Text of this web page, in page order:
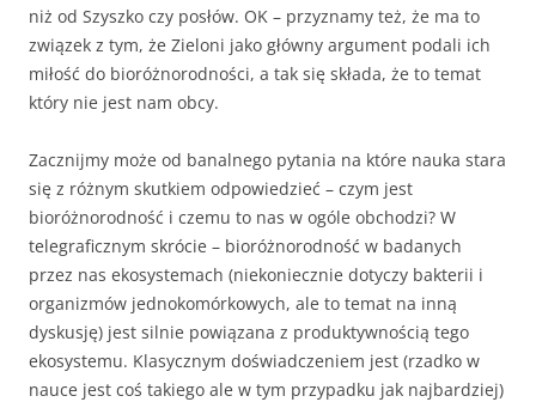
niż od Szyszko czy posłów. OK – przyznamy też, że ma to
związek z tym, że Zieloni jako główny argument podali ich
miłość do bioróżnorodności, a tak się składa, że to temat
który nie jest nam obcy.
Zacznijmy może od banalnego pytania na które nauka stara
się z różnym skutkiem odpowiedzieć – czym jest
bioróżnorodność i czemu to nas w ogóle obchodzi? W
telegraficznym skrócie – bioróżnorodność w badanych
przez nas ekosystemach (niekoniecznie dotyczy bakterii i
organizmów jednokomórkowych, ale to temat na inną
dyskusję) jest silnie powiązana z produktywnością tego
ekosystemu. Klasycznym doświadczeniem jest (rzadko w
nauce jest coś takiego ale w tym przypadku jak najbardziej)